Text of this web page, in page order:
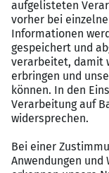
Ihr Profil
Erfahrung